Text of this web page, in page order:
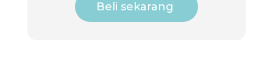
Beli sekarang